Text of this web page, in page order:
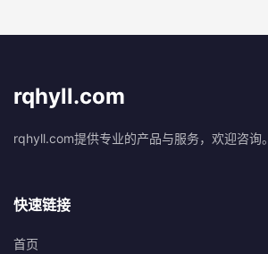
rqhyll.com
rqhyll.com提供专业的产品与服务，欢迎咨询。
快速链接
首页